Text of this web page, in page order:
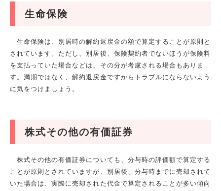
生命保険
生命保険は、別居時の解約返戻金の額で算定することが原則と
されています。ただし、別居後、保険契約者でないほうが保険料
を支払っていた場合などは、その分が考慮される場合もありま
す。満期ではなく、解約返戻金ですからトラブルにならないよう
に気をつけましょう。
株式その他の有価証券
株式その他の有価証券についても、分与時の評価額で算定する
ことが原則とされていますが、別居後、分与時までに売却されて
いた場合は、実際に売却された代金で算定されることが多い傾向